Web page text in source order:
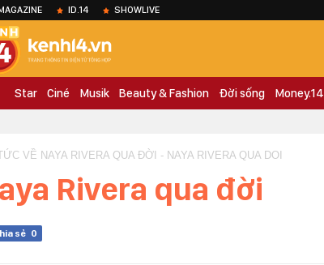
ID.14 SHOWLIVE
Star Ciné Musik Beauty & Fashion Đời sống Money.14
VỀ NAYA RIVERA QUA ĐỜI - NAYA RIVERA QUA DOI
Rivera qua đời
sẻ 0